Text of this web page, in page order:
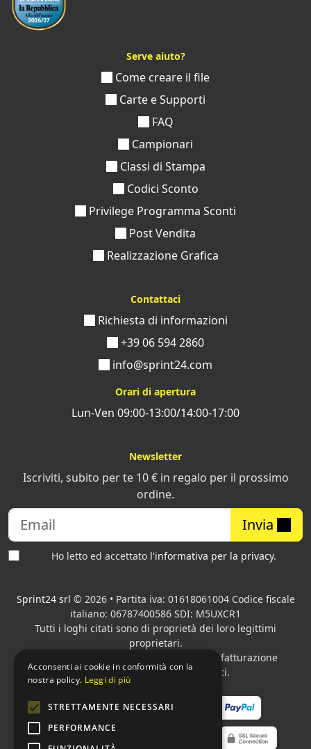
Serve aiuto?
Come creare il file
Carte e Supporti
FAQ
Campionari
Classi di Stampa
Codici Sconto
Privilege Programma Sconti
Post Vendita
Realizzazione Grafica
Contattaci
Richiesta di informazioni
+39 06 594 2860
info@sprint24.com
Orari di apertura
Lun-Ven 09:00-13:00/14:00-17:00
Newsletter
Iscriviti, subito per te 10 € in regalo per il prossimo
ordine.
Invia
Ho letto ed accettato l'informativa per la privacy.
Sprint24 srl © 2026 • Partita iva: 01618061004 Codice fiscale
italiano: 06787400586 SDI: M5UXCR1
Tutti i loghi citati sono di proprietà dei loro legittimi
proprietari.
adibita alla fatturazione
elettronica per gli Enti pubblici.
Acconsenti ai cookie in conformità con la
nostra policy. Leggi di più
STRETTAMENTE NECESSARI
PERFORMANCE